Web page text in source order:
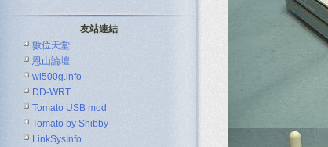
友站連結
數位天堂
恩山論壇
wl500g.info
DD-WRT
Tomato USB mod
Tomato by Shibby
LinkSysInfo